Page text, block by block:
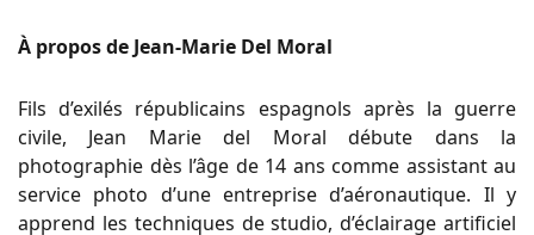
À propos de Jean-Marie Del Moral
Fils d’exilés républicains espagnols après la guerre
civile, Jean Marie del Moral débute dans la
photographie dès l’âge de 14 ans comme assistant au
service photo d’une entreprise d’aéronautique. Il y
apprend les techniques de studio, d’éclairage artificiel